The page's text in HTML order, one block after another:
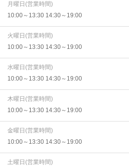
月曜日(営業時間)
10:00～13:30 14:30～19:00
火曜日(営業時間)
10:00～13:30 14:30～19:00
水曜日(営業時間)
10:00～13:30 14:30～19:00
木曜日(営業時間)
10:00～13:30 14:30～19:00
金曜日(営業時間)
10:00～13:30 14:30～19:00
土曜日(営業時間)